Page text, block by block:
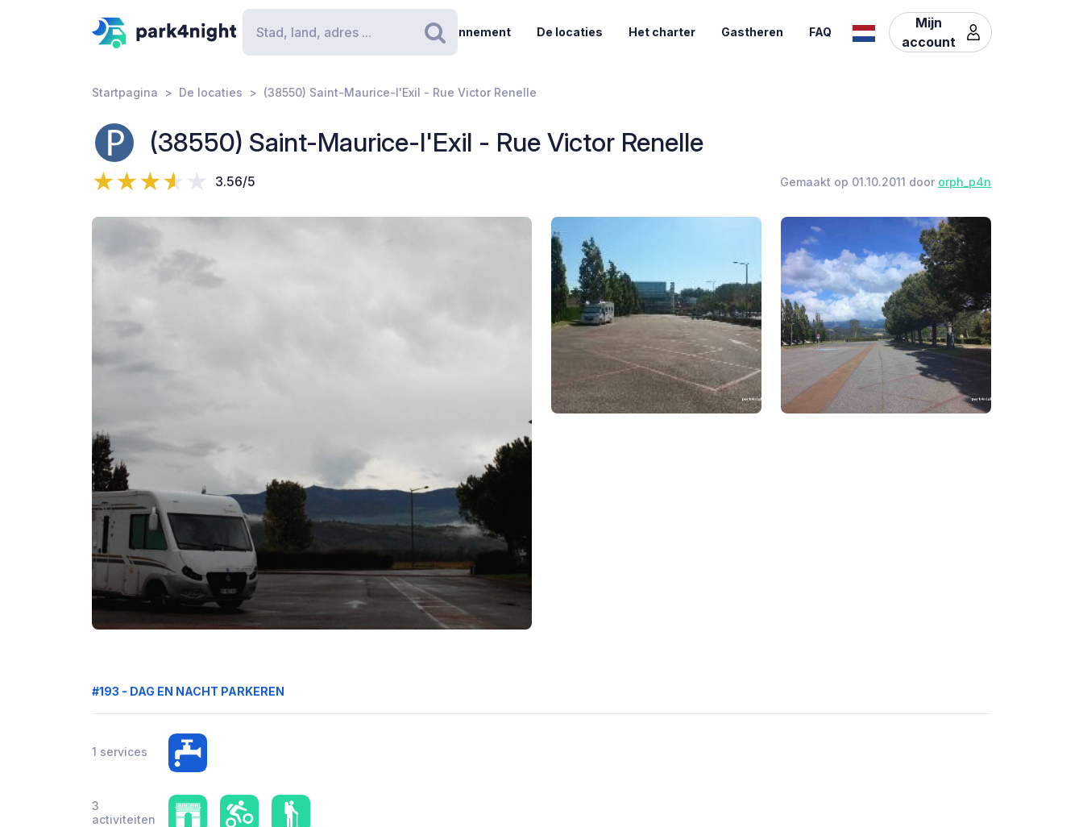
Zoeken
Abonnement De locaties Het charter Gastheren FAQ
Mijn
account
Startpagina De locaties (38550) Saint-Maurice-l'Exil - Rue Victor Renelle
(38550) Saint-Maurice-l'Exil - Rue Victor Renelle
3.56/5 Gemaakt op 01.10.2011 door orph_p4n
#193 - DAG EN NACHT PARKEREN
1 services
3
activiteiten